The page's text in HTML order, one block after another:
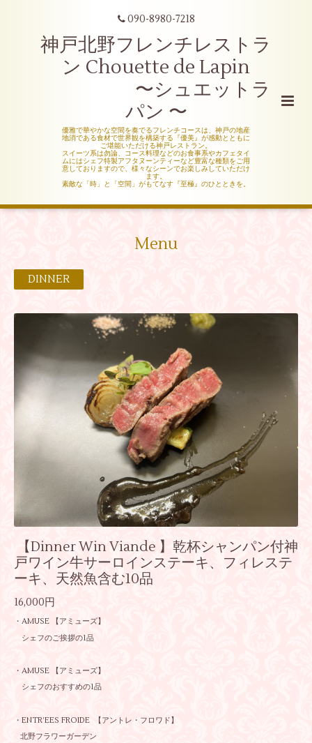
090-8980-7218
神戸北野フレンチレストラ
ン Chouette de Lapin
〜シュエットラ
パン 〜
優雅で華やかな空間を奏でるフレンチコースは、神戸の地産
地消である食材で世界観を構築する『優美』が感動とともに
ご堪能いただける神戸レストラン。
スイーツ系は勿論、コース料理などのお食事系やカフェタイ
ムにはシェフ特製アフタヌーンティーなど豊富な種類をご用
意しておりますので、様々なシーンでお楽しみしていただけ
ます。
素敵な「時」と「空間」がもてなす『至極』のひとときを。
Menu
DINNER
【Dinner Win Viande 】乾杯シャンパン付神
戸ワイン牛サーロインステーキ、フィレステ
ーキ、天然魚含む10品
16,000円
・AMUSE 【アミューズ】
シェフのご挨拶の1品
・AMUSE 【アミューズ】
シェフのおすすめの1品
・ENTR’EES FROIDE 【アントレ・フロワド】
北野フラワーガーデン